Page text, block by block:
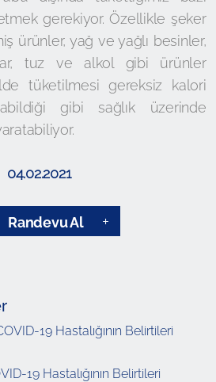
gerekiyor. Özellikle şeker
ürünler, yağ ve yağlı besinler,
tuz ve alkol gibi ürünler
tüketilmesi gereksiz kalori
gibi sağlık üzerinde
04.02.2021
Randevu Al
19 Hastalığının Belirtileri